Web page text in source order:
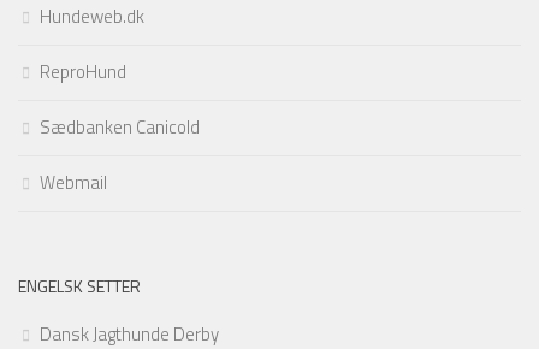
Hundeweb.dk
ReproHund
Sædbanken Canicold
Webmail
ENGELSK SETTER
Dansk Jagthunde Derby